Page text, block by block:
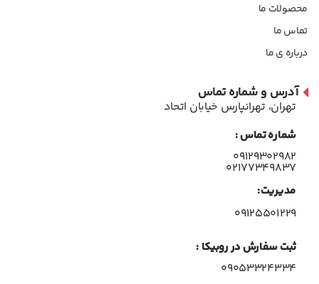
محصولات ما
تماس ما
درباره ی ما
آدرس و شماره تماس
تهران، تهرانپارس خیابان اتحاد
شماره تماس :
۰۹۱۲۹۳۰۲۹۸۲
۰۲۱۷۷۳۴۹۸۳۷
مدیریت:
۰۹۱۲۵۵۰۱۲۲۹
ثبت سفارش در روبیکا :
09053324334